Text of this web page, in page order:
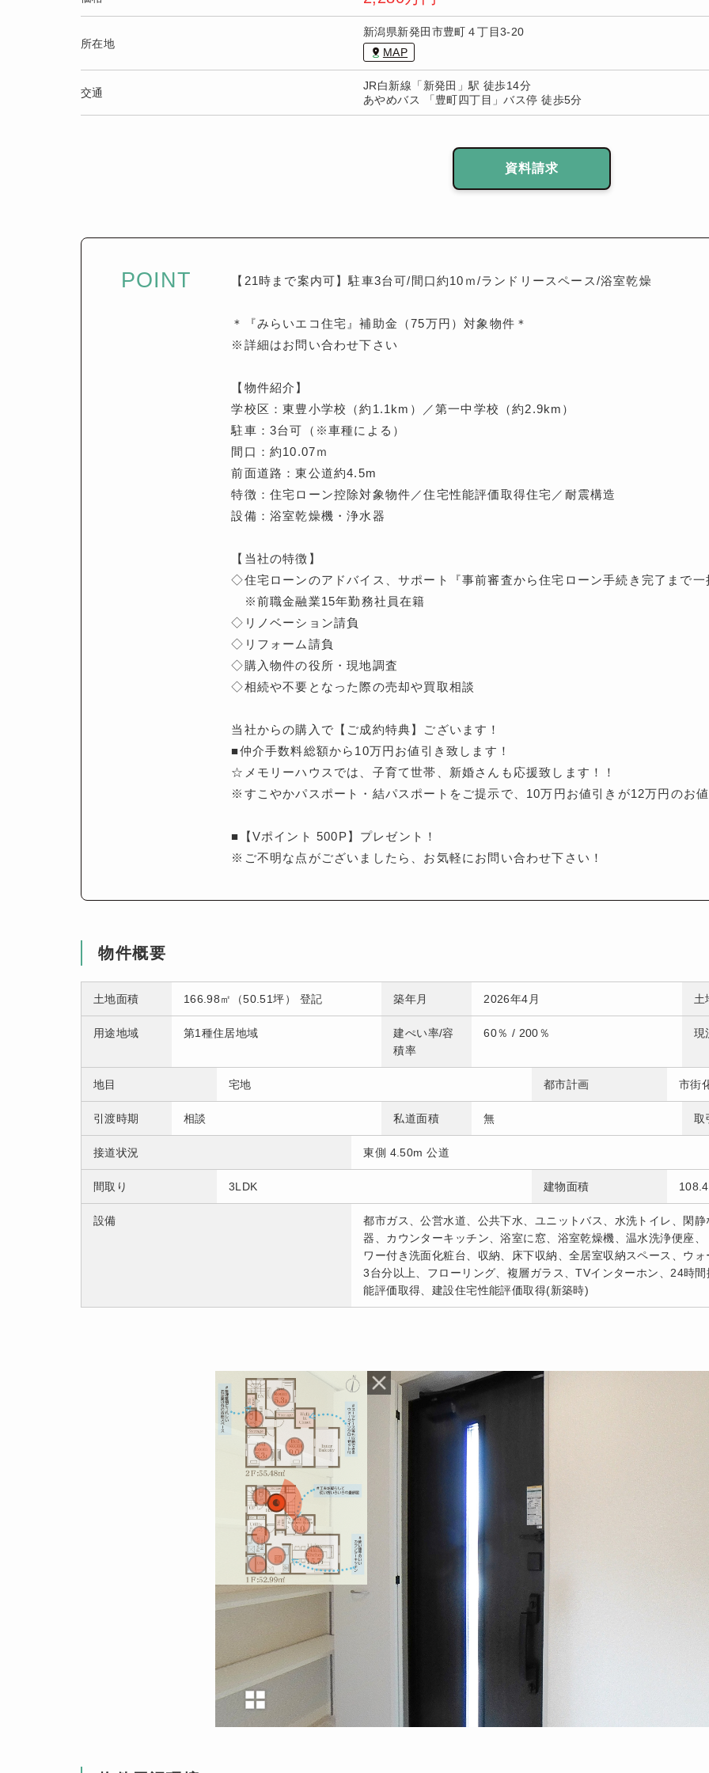
所在地
新潟県新発田市豊町４丁目3-20
MAP
交通
JR白新線「新発田」駅 徒歩14分
あやめバス 「豊町四丁目」バス停 徒歩5分
資料請求
POINT 【21時まで案内可】駐車3台可/間口約10ｍ/ランドリースペース/浴室乾燥
＊『みらいエコ住宅』補助金（75万円）対象物件＊
※詳細はお問い合わせ下さい
【物件紹介】
学校区：東豊小学校（約1.1km）／第一中学校（約2.9km）
駐車：3台可（※車種による）
間口：約10.07ｍ
前面道路：東公道約4.5m
特徴：住宅ローン控除対象物件／住宅性能評価取得住宅／耐震構造
設備：浴室乾燥機・浄水器
【当社の特徴】
◇住宅ローンのアドバイス、サポート『事前審査から住宅ローン手続き完了まで一
※前職金融業15年勤務社員在籍
◇リノベーション請負
◇リフォーム請負
◇購入物件の役所・現地調査
◇相続や不要となった際の売却や買取相談
当社からの購入で【ご成約特典】ございます！
■仲介手数料総額から10万円お値引き致します！
☆メモリーハウスでは、子育て世帯、新婚さんも応援致します！！
※すこやかパスポート・結パスポートをご提示で、10万円お値引きが12万円のお
■【Vポイント 500P】プレゼント！
※ご不明な点がございましたら、お気軽にお問い合わせ下さい！
物件概要
土地面積 166.98㎡（50.51坪） 登記 築年月 2026年4月 土
用途地域 第1種住居地域
建ぺい率/容
積率
60％ / 200％ 現
地目 宅地 都市計画 市街
引渡時期 相談 私道面積 無 取
接道状況 東側 4.50m 公道
間取り 3LDK 建物面積
設備
都市ガス、公営水道、公共下水、ユニットバス、水洗トイレ、閑
器、カウンターキッチン、浴室に窓、浴室乾燥機、温水洗浄便座
ワー付き洗面化粧台、収納、床下収納、全居室収納スペース、ウ
3台分以上、フローリング、複層ガラス、TVインターホン、24時
能評価取得、建設住宅性能評価取得(新築時)